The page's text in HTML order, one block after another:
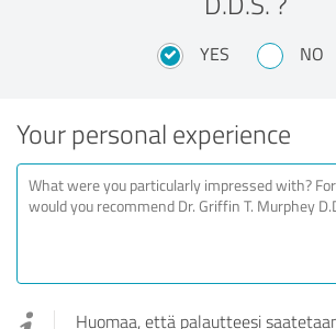
YES NO
Your personal experience
Huomaa, että palautteesi